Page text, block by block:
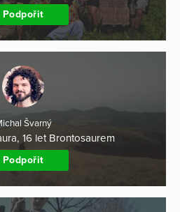
Podpořit
Švarný
16 let Brontosaurem
Podpořit